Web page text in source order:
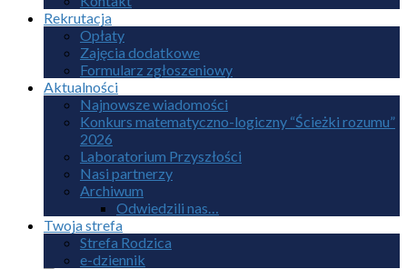
Rekrutacja
Opłaty
Zajęcia dodatkowe
Formularz zgłoszeniowy
Aktualności
Najnowsze wiadomości
Konkurs matematyczno-logiczny “Ścieżki rozumu”
2026
Laboratorium Przyszłości
Nasi partnerzy
Archiwum
Odwiedzili nas…
Twoja strefa
Strefa Rodzica
e-dziennik